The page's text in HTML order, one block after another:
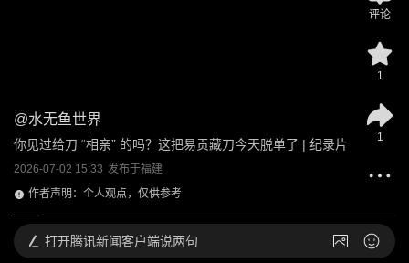
@水无鱼世界
你见过给刀 “相亲” 的吗？这把易贡藏刀今天脱单了 | 纪录片
2026-07-02 15:33 发布于福建
作者声明：个人观点，仅供参考
评论
1
1
打开腾讯新闻客户端说两句